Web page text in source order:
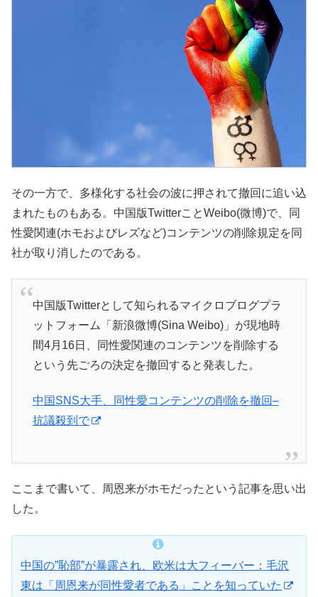
その一方で、多様化する社会の波に押されて撤回に追い込
まれたものもある。中国版TwitterことWeibo(微博)で、同
性愛関連(ホモおよびレズなど)コンテンツの削除規定を同
社が取り消したのである。
中国版Twitterとして知られるマイクロブログプラ
ットフォーム「新浪微博(Sina Weibo)」が現地時
間4月16日、同性愛関連のコンテンツを削除する
という先ごろの決定を撤回すると発表した。
中国SNS大手、同性愛コンテンツの削除を撤回–
抗議殺到で
ここまで書いて、周恩来がホモだったという記事を思い出
した。
中国の”恥部”が暴露され、欧米は大フィーバー：毛沢
東は「周恩来が同性愛者である」ことを知っていた